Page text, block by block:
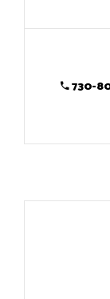
730-